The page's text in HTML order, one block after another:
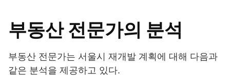
부동산 전문가의 분석
부동산 전문가는 서울시 재개발 계획에 대해 다음과
같은 분석을 제공하고 있다.